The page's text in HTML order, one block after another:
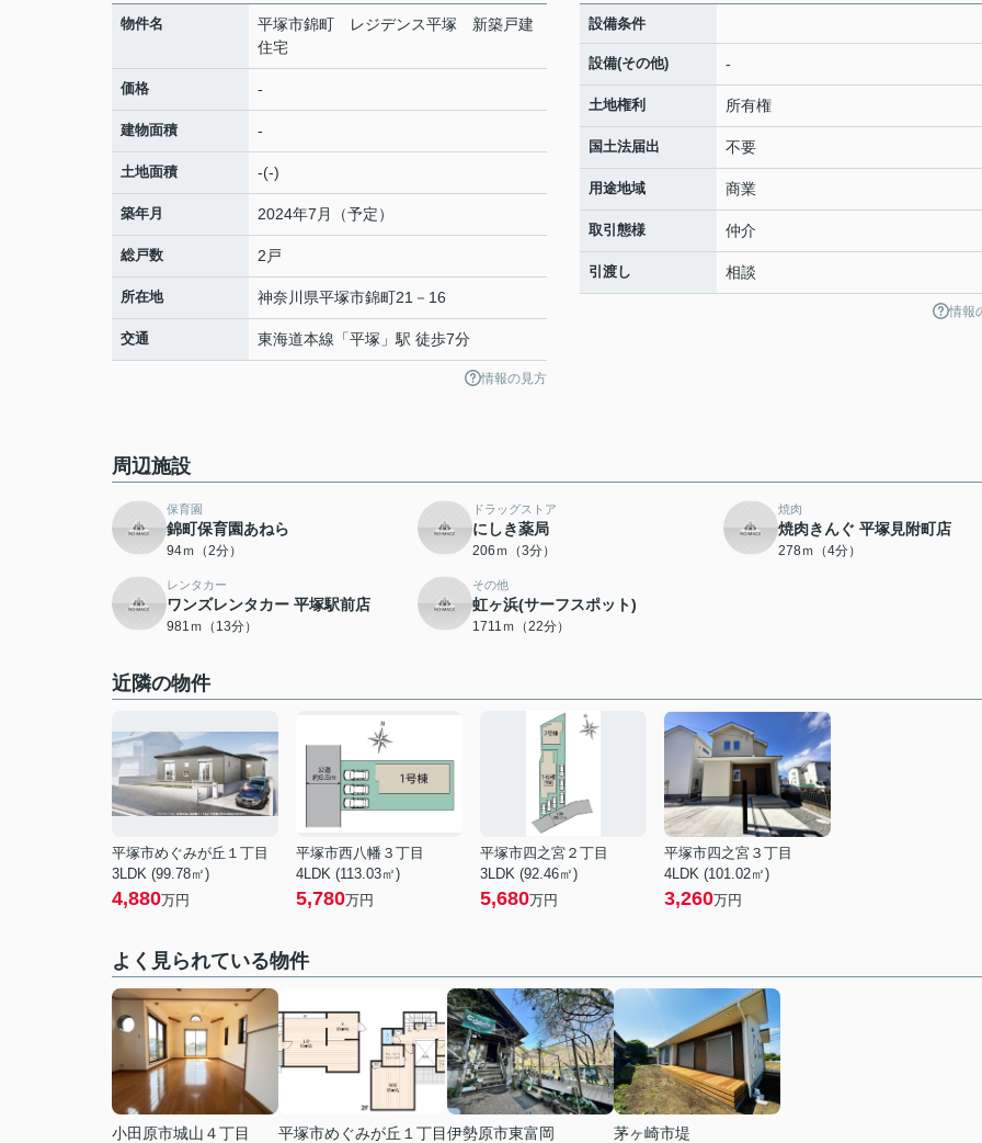
物件名
平塚市錦町 レジデンス平塚 新築戸建
住宅
価格 -
建物面積 -
土地面積 -(-)
築年月 2024年7月（予定）
総戸数 2戸
所在地 神奈川県平塚市錦町21－16
交通 東海道本線 「平塚 」駅 徒歩7分
情報の見方
設備条件
設備(その他) -
土地権利 所有権
国土法届出 不要
用途地域 商業
取引態様 仲介
引渡し 相談
情報
周辺施設
保育園
錦町保育園あねら
94ｍ（2分）
ドラッグストア
にしき薬局
206ｍ（3分）
焼肉
焼肉きんぐ 平塚見附町店
278ｍ（4分）
レンタカー
ワンズレンタカー 平塚駅前店
981ｍ（13分）
その他
虹ヶ浜(サーフスポット)
1711ｍ（22分）
近隣の物件
平塚市めぐみが丘１丁目
3LDK (99.78㎡)
4,880万円
平塚市西八幡３丁目
4LDK (113.03㎡)
5,780万円
平塚市四之宮２丁目
3LDK (92.46㎡)
5,680万円
平塚市四之宮３丁目
4LDK (101.02㎡)
3,260万円
よく見られている物件
小田原市城山４丁目
平塚市めぐみが丘１丁目伊勢原市東富岡
茅ヶ崎市堤